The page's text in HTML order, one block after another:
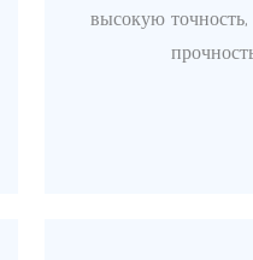
высокую точность,